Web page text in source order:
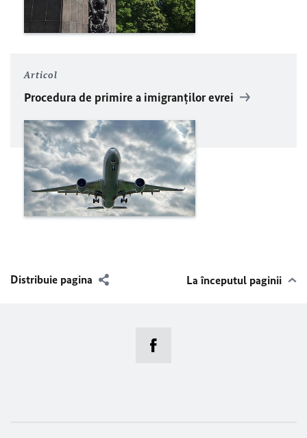
Articol
Procedura de primire a imigranţilor evrei
Distribuie pagina La începutul paginii